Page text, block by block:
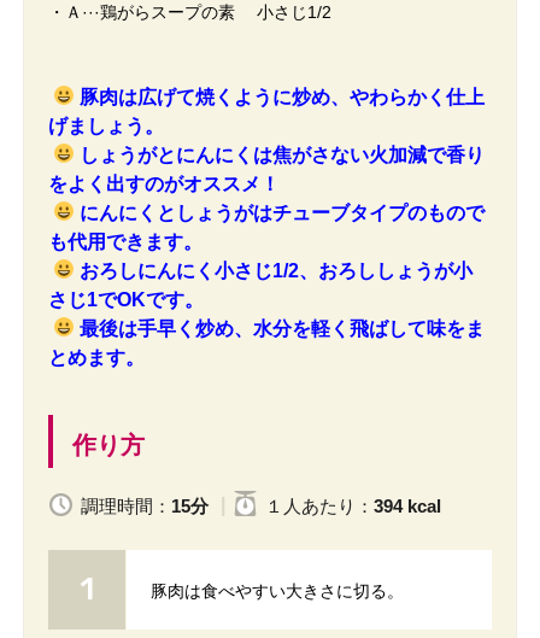
・Ａ···鶏がらスープの素 小さじ1/2
豚肉は広げて焼くように炒め、やわらかく仕上
げましょう。
しょうがとにんにくは焦がさない火加減で香り
をよく出すのがオススメ！
にんにくとしょうがはチューブタイプのもので
も代用できます。
おろしにんにく小さじ1/2、おろししょうが小
さじ1でOKです。
最後は手早く炒め、水分を軽く飛ばして味をま
とめます。
作り方
調理時間： 15分 １人 あたり ： 394 kcal
豚肉は食べやすい大きさに切る。